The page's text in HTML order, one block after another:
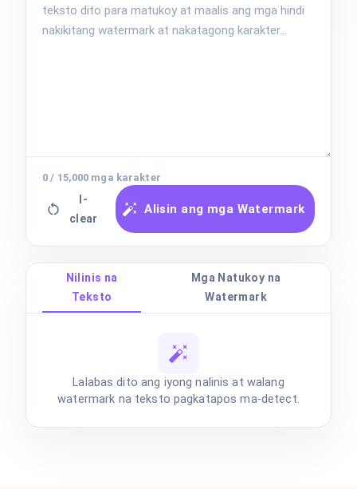
0 / 15,000 mga karakter
I-
clear
Alisin ang mga Watermark
Nilinis na
Teksto
Mga Natukoy na
Watermark
Lalabas dito ang iyong nalinis at walang
watermark na teksto pagkatapos ma-detect.